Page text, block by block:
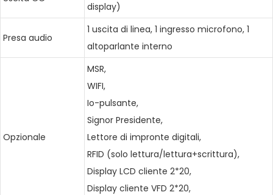
display)
Presa audio
1 uscita di linea, 1 ingresso microfono, 1
altoparlante interno
Opzionale
MSR,
WIFI,
Io-pulsante,
Signor Presidente,
Lettore di impronte digitali,
RFID (solo lettura/lettura+scrittura),
Display LCD cliente 2*20,
Display cliente VFD 2*20,